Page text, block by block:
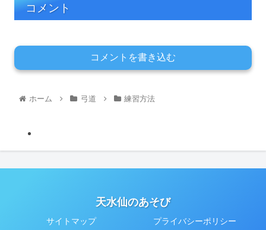
コメント
コメントを書き込む
ホーム 弓道 練習方法
天水仙のあそび
サイトマップ プライバシーポリシー